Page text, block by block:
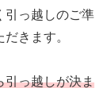
引っ越しのご準
きます。
引っ越しが決ま